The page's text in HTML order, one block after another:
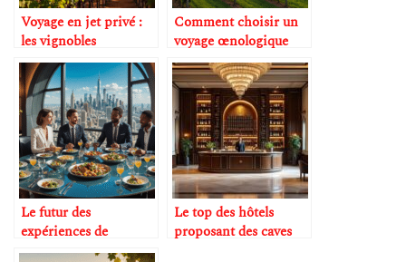
Voyage en jet privé :
les vignobles
accessibles
uniquement aux
initiés
Comment choisir un
voyage œnologique
sur-mesure
Le futur des
expériences de
dégustation en voyage
Le top des hôtels
proposant des caves